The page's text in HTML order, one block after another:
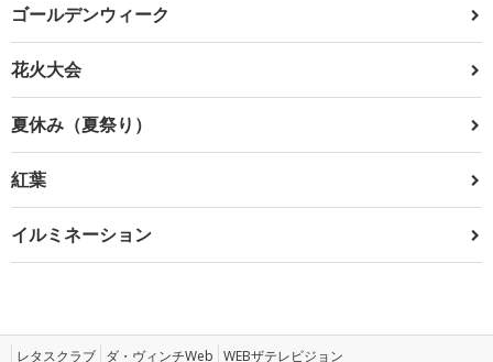
ゴールデンウィーク
花火大会
夏休み（夏祭り）
紅葉
イルミネーション
レタスクラブ ダ・ヴィンチWeb WEBザテレビジョン